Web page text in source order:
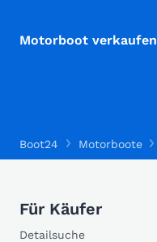
Motorboot verkaufen
Boot24 Motorboote
Für Käufer
Detailsuche